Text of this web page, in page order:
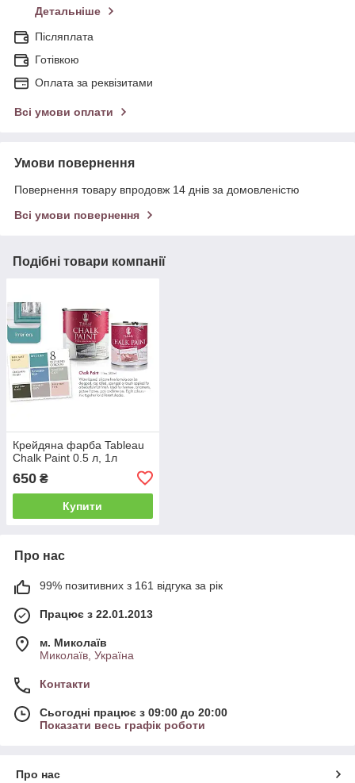
Детальніше
Післяплата
Готівкою
Оплата за реквізитами
Всі умови оплати
Умови повернення
Повернення товару впродовж 14 днів за домовленістю
Всі умови повернення
Подібні товари компанії
Крейдяна фарба Tableau
Chalk Paint 0.5 л, 1л
650 ₴
Купити
Про нас
99% позитивних з 161 відгука за рік
Працює з 22.01.2013
м. Миколаїв
Миколаїв, Україна
Контакти
Сьогодні працює з 09:00 до 20:00
Показати весь графік роботи
Про нас